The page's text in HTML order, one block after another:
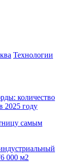
Технологии
количество
2025 году
самым
000 м2